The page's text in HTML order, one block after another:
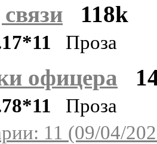
118k
Проза
офицера
Проза
11 (09/04/